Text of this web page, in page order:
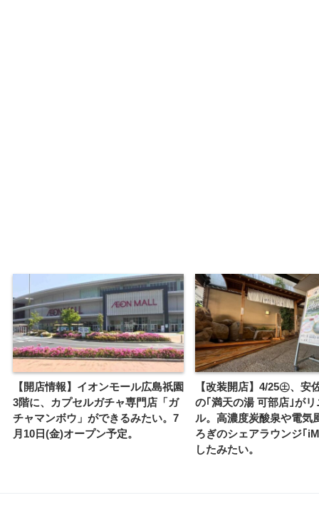
【開店情報】イオンモール広島祇園
3階に、カプセルガチャ専門店「ガ
チャマンボウ」ができるみたい。7
月10日(金)オープン予定。
【改装開店】4/25㊏、安
の｢満天の湯 可部店｣が
ル。高濃度炭酸泉や電気
ろぎのシェアラウンジ｢
したみたい。